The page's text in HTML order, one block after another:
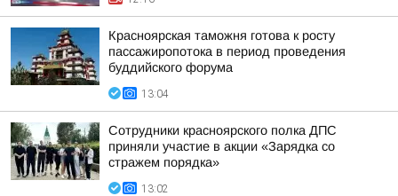
Красноярская таможня готова к росту
пассажиропотока в период проведения
буддийского форума
13:04
Сотрудники красноярского полка ДПС
приняли участие в акции «Зарядка со
стражем порядка»
13:02